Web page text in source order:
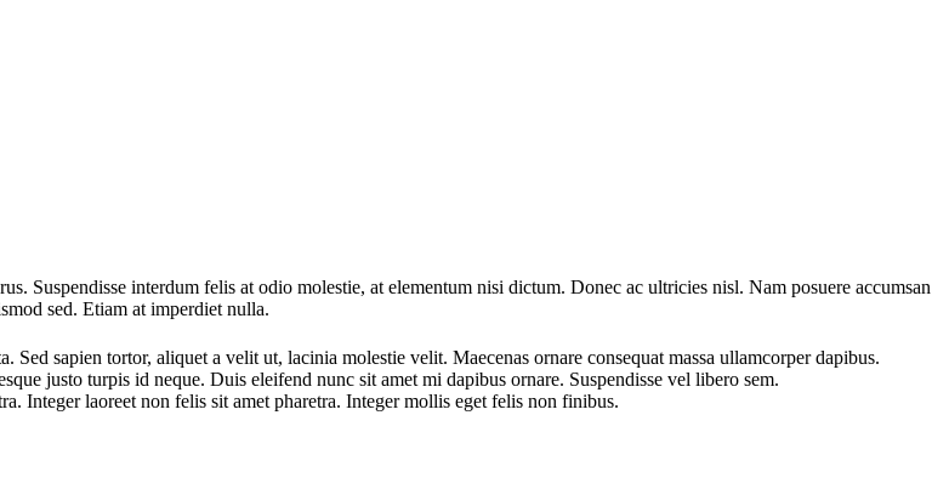
Suspendisse interdum felis at odio molestie, at elementum nisi dictum. Donec ac ultricies nisl. Nam posuere accumsan
sed. Etiam at imperdiet nulla.
sapien tortor, aliquet a velit ut, lacinia molestie velit. Maecenas ornare consequat massa ullamcorper dapibus.
justo turpis id neque. Duis eleifend nunc sit amet mi dapibus ornare. Suspendisse vel libero sem.
Integer laoreet non felis sit amet pharetra. Integer mollis eget felis non finibus.